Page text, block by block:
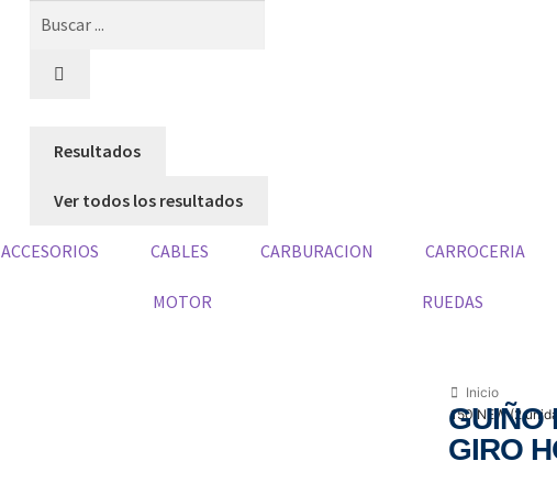
Resultados
Ver todos los resultados
ACCESORIOS CABLES CARBURACION CARROCERIA
MOTOR RUEDAS
Inicio
150 NEW (2
GUIÑO
GIRO